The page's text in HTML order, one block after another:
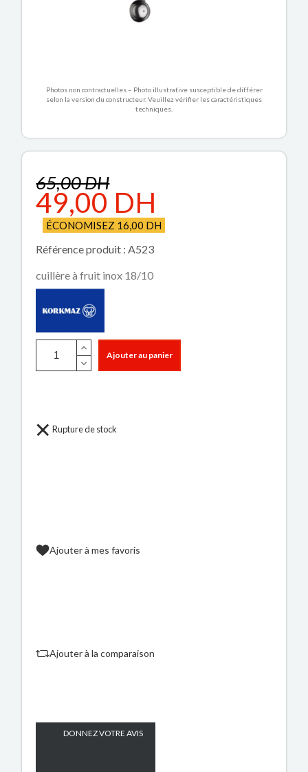
Photos non contractuelles – Photo illustrative susceptible de différer
selon la version du constructeur. Veuillez vérifier les caractéristiques
techniques.
65,00 DH
49,00 DH
ÉCONOMISEZ 16,00 DH
Référence produit : A523
cuillère à fruit inox 18/10
Ajouter au panier
Rupture de stock
Ajouter à mes favoris
Ajouter à la comparaison
DONNEZ VOTRE AVIS